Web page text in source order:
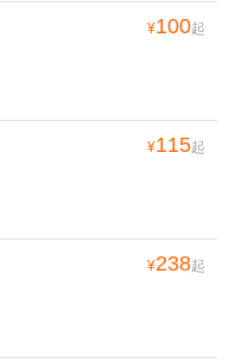
¥100起
¥115起
¥238起